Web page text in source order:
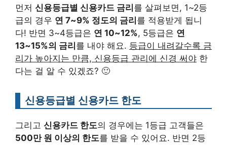
먼저 신용등급별 신용카드 금리 를 살펴보면, 1~2등
급의 경우 연 7~9% 정도의 금리 를 적용받게 됩니
다! 반면 3~4등급은 연 10~12%, 5등급은 연
13~15%의 금리 를 내야 해요. 등급이 내려갈수록 금
리가 높아지는 만큼, 신용등급 관리에 신경 써야 한
다는 걸 알 수 있겠죠? 🙂
신용등급별 신용카드 한도
그리고 신용카드 한도의 경우에는 1등급 고객들은
500만 원 이상의 한도를 받을 수 있어요. 반면 2등